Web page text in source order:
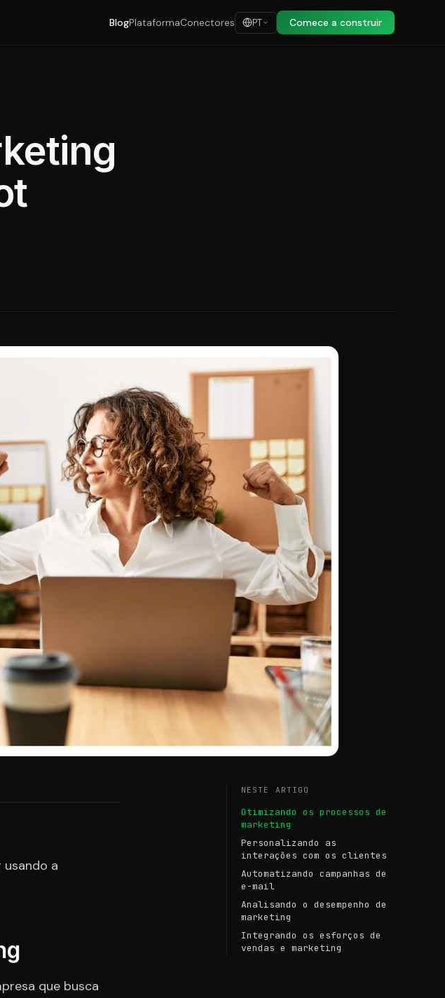
BlogPlataformaConectores PT Comece a construir
a
que busca
NESTE ARTIGO
Otimizando os processos de
marketing
Personalizando as
interações com os clientes
Automatizando campanhas de
e-mail
Analisando o desempenho de
marketing
Integrando os esforços de
vendas e marketing